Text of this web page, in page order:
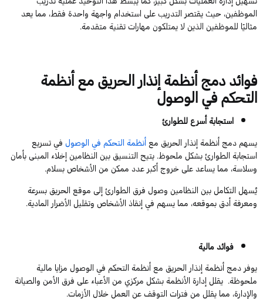
الموظفين، حيث يقتصر التدريب على استخدام واجهة واحدة فقط، مما يعد
مثاليًا للموظفين الذين لا يمتلكون مهارات تقنية متقدمة.
فوائد دمج أنظمة إنذار الحريق مع أنظمة
التحكم في الوصول
استجابة أسرع للطوارئ
يسهم دمج أنظمة إنذار الحريق معأنظمة التحكم في الوصولفي تسريع
استجابة الطوارئ بشكل ملحوظ. يتيح التنسيق بين النظامين إخلاء المبنى بأمان
وسلاسة، مما يساعد على خروج أكبر عدد ممكن من الأشخاص بسلام.
يُسهل التكامل بين النظامين وصول فرق الطوارئ إلى موقع الحريق بسرعة
ومعرفة أدق بموقعه، مما يسهم في إنقاذ الأشخاص وتقليل الأضرار المادية.
فوائد مالية
يوفر دمج أنظمة إنذار الحريق مع أنظمة التحكم في الوصول مزايا مالية
ملحوظة. يقلل إدارة الأنظمة بشكل مركزي من الأعباء على فرق الأمن والصيانة
والإدارة، مما يقلل من فترات التوقف عن العمل خلال الأزمات.